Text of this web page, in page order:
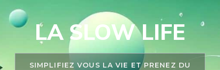
LA SLOW LIFE
SIMPLIFIEZ VOUS LA VIE ET PRENEZ DU